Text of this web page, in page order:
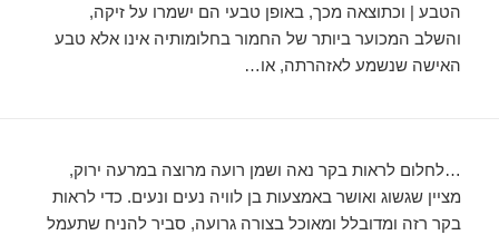
הטבע | וכתוצאה מכך, באופן טבעי הם ישמרו על זיקה,
והשלב המכוער ביותר של החמור בחלומותיה אינו אלא טבע
האישה שנשמע לאזהרתה, או…
…לחלום לראות בקר נאה ושמן רועה מרוצה במרעה ירוק,
מציין שגשוג ואושר באמצעות בן לוויה נעים ונעים. כדי לראות
בקר רזה ומדובלל ומאוכל בצורה גרועה, סביר להניח שתעמל